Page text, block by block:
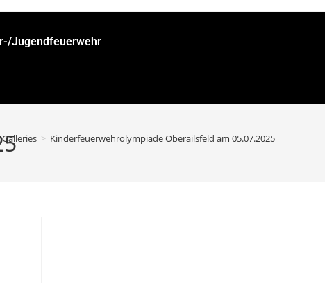
Jugendfeuerwehr
> Kinderfeuerwehrolympiade Oberailsfeld am 05.07.2025